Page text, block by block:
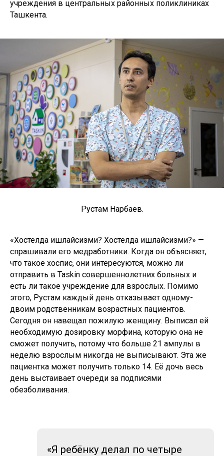
учреждения в центральных районных поликлиниках
Ташкента.
Рустам Нарбаев.
«Хостелда ишлайсизми? Хостелда ишлайсизми?» —
спрашивали его медработники. Когда он объясняет,
что такое хоспис, они интересуются, можно ли
отправить в Taskin совершеннолетних больных и
есть ли такое учреждение для взрослых. Помимо
этого, Рустам каждый день отказывает одному-
двоим родственникам возрастных пациентов.
Сегодня он навещал пожилую женщину. Выписал ей
необходимую дозировку морфина, которую она не
сможет получить, потому что больше 21 ампулы в
неделю взрослым никогда не выписывают. Эта же
пациентка может получить только 14. Её дочь весь
день выстаивает очереди за подписями
обезболивания.
«Я ребёнку делал по четыре